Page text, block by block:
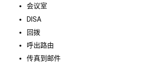
会议室
DISA
回拨
呼出路由
传真到邮件